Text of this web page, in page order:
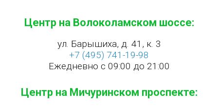
Центр на Волоколамском шоссе:
ул. Барышиха, д. 41, к. 3
+7 (495) 741-19-98
Ежедневно с 09:00 до 21:00
Центр на Мичуринском проспекте: